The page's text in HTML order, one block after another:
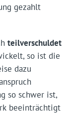
gezahlt
teilverschuldet
so ist die
dazu
so schwer ist,
beeinträchtigt